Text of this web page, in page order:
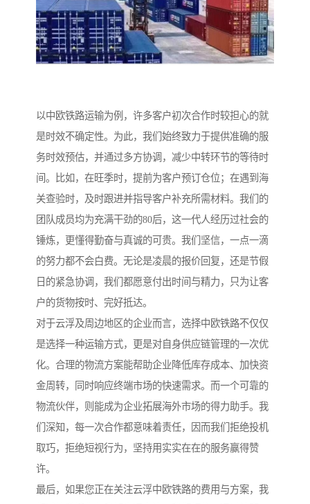
以中欧铁路运输为例，许多客户初次合作时较担心的就
是时效不确定性。为此，我们始终致力于提供准确的服
务时效预估，并通过多方协调，减少中转环节的等待时
间。比如，在旺季时，提前为客户预订仓位；在遇到海
关查验时，及时跟进并指导客户补充所需材料。我们的
团队成员均为充满干劲的80后，这一代人经历过社会的
锤炼，更懂得勤奋与真诚的可贵。我们坚信，一点一滴
的努力都不会白费。无论是凌晨的报价回复，还是节假
日的紧急协调，我们都愿意付出时间与精力，只为让客
户的货物按时、完好抵达。
对于云浮及周边地区的企业而言，选择中欧铁路不仅仅
是选择一种运输方式，更是对自身供应链管理的一次优
化。合理的物流方案能帮助企业降低库存成本、加快资
金周转，同时响应终端市场的快速需求。而一个可靠的
物流伙伴，则能成为企业拓展海外市场的得力助手。我
们深知，每一次合作都意味着责任，因而我们拒绝投机
取巧，拒绝短视行为，坚持用实实在在的服务赢得赞
许。
最后，如果您正在关注云浮中欧铁路的费用与方案，我